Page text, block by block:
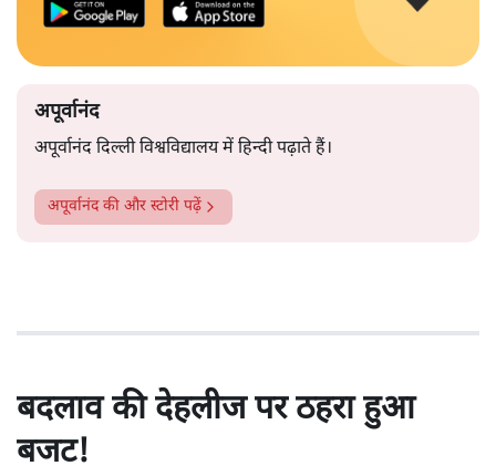
अपूर्वानंद
अपूर्वानंद दिल्ली विश्वविद्यालय में हिन्दी पढ़ाते हैं।
अपूर्वानंदकी और स्टोरी पढ़ें
बदलाव की देहलीज पर ठहरा हुआ
बजट!